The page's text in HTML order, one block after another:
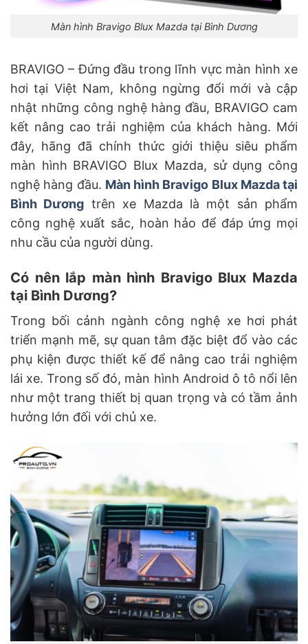
Màn hình Bravigo Blux Mazda tại Bình Dương
BRAVIGO – Đứng đầu trong lĩnh vực màn hình xe
hơi tại Việt Nam, không ngừng đổi mới và cập
nhật những công nghệ hàng đầu, BRAVIGO cam
kết nâng cao trải nghiệm của khách hàng. Mới
đây, hãng đã chính thức giới thiệu siêu phẩm
màn hình BRAVIGO Blux Mazda, sử dụng công
nghệ hàng đầu. Màn hình Bravigo Blux Mazda tại
Bình Dương trên xe Mazda là một sản phẩm
công nghệ xuất sắc, hoàn hảo để đáp ứng mọi
nhu cầu của người dùng.
Có nên lắp màn hình Bravigo Blux Mazda
tại Bình Dương?
Trong bối cảnh ngành công nghệ xe hơi phát
triển mạnh mẽ, sự quan tâm đặc biệt đổ vào các
phụ kiện được thiết kế để nâng cao trải nghiệm
lái xe. Trong số đó, màn hình Android ô tô nổi lên
như một trang thiết bị quan trọng và có tầm ảnh
hưởng lớn đối với chủ xe.